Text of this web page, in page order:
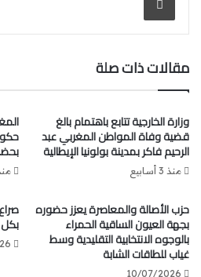
والبناء عليه والاجتهاد في ابتكار
في مواجهة خطابات التضليل
المؤسسات”.
وأكد الطالبي العلمي أن الهدف يظل
المؤسسات والمشاركة في الشأن
في اختياراته ورأيه، وتحصين
من جهة أخرى، أثني رئيس مجلس
القائم بين المجلس ومؤسسة
أثمر العديد من النتائج في مجالات
مقالات ذات صلة
وزارة الخارجية تتابع باهتمام بالغ
قضية وفاة المواطن المغربي عبد
الرحيم فاكر بمدينة بولونيا الإيطالية
منذ 3 أسابيع منذ 4
حزب الأصالة والمعاصرة يعزز حضوره
بجهة العيون الساقية الحمراء
بالوجوه الانتخابية التقليدية وسط
غياب للطاقات الشابة
10/07/2026